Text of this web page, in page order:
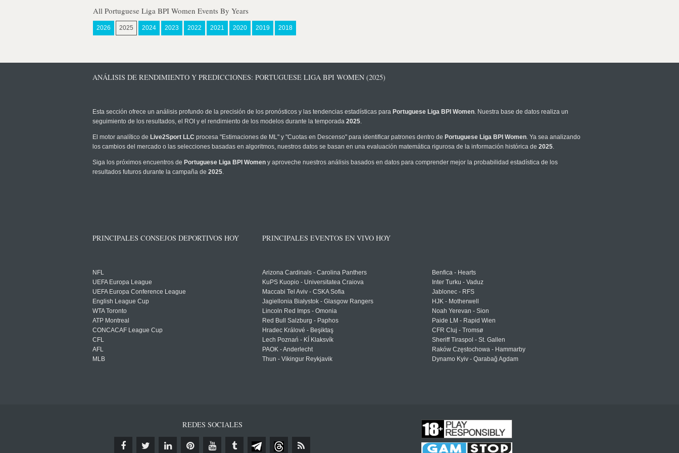
All Portuguese Liga BPI Women Events By Years
2026 2025 2024 2023 2022 2021 2020 2019 2018
ANÁLISIS DE RENDIMIENTO Y PREDICCIONES: PORTUGUESE LIGA BPI WOMEN (2025)
Esta sección ofrece un análisis profundo de la precisión de los pronósticos y las tendencias estadísticas para Portuguese Liga BPI Women. Nuestra base de datos realiza un
seguimiento de los resultados, el ROI y el rendimiento de los modelos durante la temporada 2025.
El motor analítico de Live2Sport LLC procesa "Estimaciones de ML" y "Cuotas en Descenso" para identificar patrones dentro de Portuguese Liga BPI Women. Ya sea analizando
los cambios del mercado o las selecciones basadas en algoritmos, nuestros datos se basan en una evaluación matemática rigurosa de la información histórica de 2025.
Siga los próximos encuentros de Portuguese Liga BPI Women y aproveche nuestros análisis basados en datos para comprender mejor la probabilidad estadística de los
resultados futuros durante la campaña de 2025.
PRINCIPALES CONSEJOS DEPORTIVOS HOY
NFL
UEFA Europa League
UEFA Europa Conference League
English League Cup
WTA Toronto
ATP Montreal
CONCACAF League Cup
CFL
AFL
MLB
PRINCIPALES EVENTOS EN VIVO HOY
Arizona Cardinals - Carolina Panthers
KuPS Kuopio - Universitatea Craiova
Maccabi Tel Aviv - CSKA Sofia
Jagiellonia Białystok - Glasgow Rangers
Lincoln Red Imps - Omonia
Red Bull Salzburg - Paphos
Hradec Králové - Beşiktaş
Lech Poznań - KÍ Klaksvík
PAOK - Anderlecht
Thun - Vikingur Reykjavik
Benfica - Hearts
Inter Turku - Vaduz
Jablonec - RFS
HJK - Motherwell
Noah Yerevan - Sion
Paide LM - Rapid Wien
CFR Cluj - Tromsø
Sheriff Tiraspol - St. Gallen
Raków Częstochowa - Hammarby
Dynamo Kyiv - Qarabağ Agdam
REDES SOCIALES